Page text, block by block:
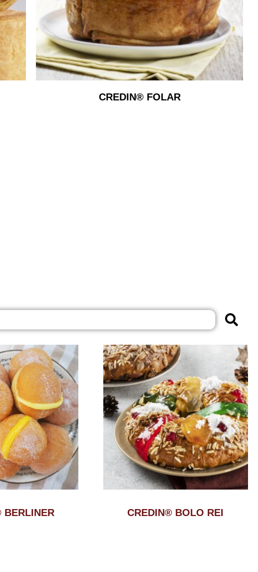
CREDIN® FOLAR
BERLINER CREDIN® BOLO REI